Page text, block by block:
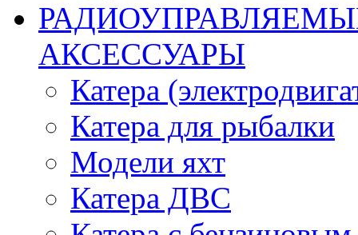
АКСЕССУАРЫ
Катера
Катера для рыбалки
Модели яхт
Катера ДВС